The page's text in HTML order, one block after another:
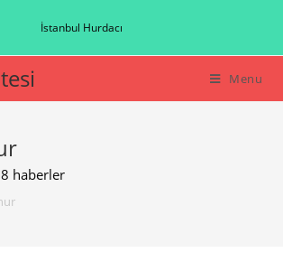
İstanbul Hurdacı
Menu
haberler